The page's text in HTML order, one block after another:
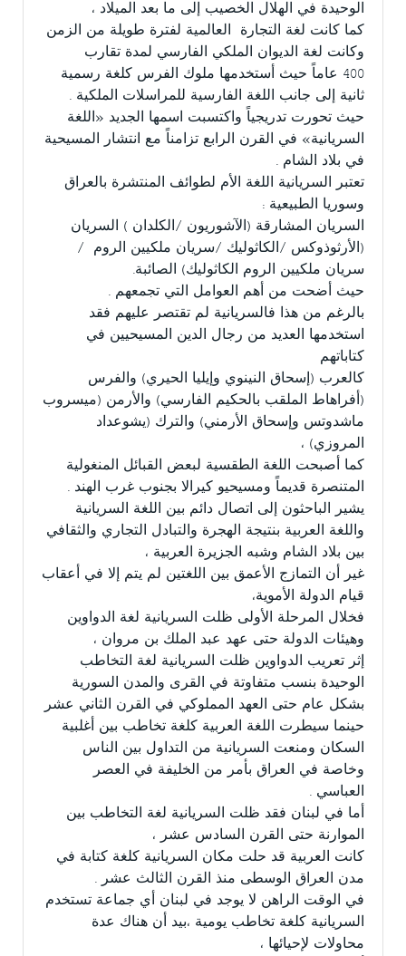
الوحيدة في الهلال الخصيب إلى ما بعد الميلاد ،
كما كانت لغة التجارة العالمية لفترة طويلة من الزمن
وكانت لغة الديوان الملكي الفارسي لمدة تقارب
400 عاماً حيث أستخدمها ملوك الفرس كلغة رسمية
ثانية إلى جانب اللغة الفارسية للمراسلات الملكية .
حيث تحورت تدريجياً واكتسبت اسمها الجديد «اللغة
السريانية» في القرن الرابع تزامناً مع انتشار المسيحية
في بلاد الشام .
تعتبر السريانية اللغة الأم لطوائف المنتشرة بالعراق
وسوريا الطبيعية :
السريان المشارقة (الآشوريون /الكلدان ) السريان
(الأرثوذوكس /الكاثوليك /سريان ملكيين الروم /
سريان ملكيين الروم الكاثوليك) الصائبة.
حيث أضحت من أهم العوامل التي تجمعهم .
بالرغم من هذا فالسريانية لم تقتصر عليهم فقد
استخدمها العديد من رجال الدين المسيحيين في
كتاباتهم
كالعرب (إسحاق النينوي وإيليا الحيري) والفرس
(أفراهاط الملقب بالحكيم الفارسي) والأرمن (ميسروب
ماشدوتس وإسحاق الأرمني) والترك (يشوعداد
المروزي) ،
كما أصبحت اللغة الطقسية لبعض القبائل المنغولية
المتنصرة قديماً ومسيحيو كيرالا بجنوب غرب الهند .
يشير الباحثون إلى اتصال دائم بين اللغة السريانية
واللغة العربية بنتيجة الهجرة والتبادل التجاري والثقافي
بين بلاد الشام وشبه الجزيرة العربية ،
غير أن التمازج الأعمق بين اللغتين لم يتم إلا في أعقاب
قيام الدولة الأموية،
فخلال المرحلة الأولى ظلت السريانية لغة الدواوين
وهيئات الدولة حتى عهد عبد الملك بن مروان ،
إثر تعريب الدواوين ظلت السريانية لغة التخاطب
الوحيدة بنسب متفاوتة في القرى والمدن السورية
بشكل عام حتى العهد المملوكي في القرن الثاني عشر
حينما سيطرت اللغة العربية كلغة تخاطب بين أغلبية
السكان ومنعت السريانية من التداول بين الناس
وخاصة في العراق بأمر من الخليفة في العصر
العباسي .
أما في لبنان فقد ظلت السريانية لغة التخاطب بين
الموارنة حتى القرن السادس عشر ،
كانت العربية قد حلت مكان السريانية كلغة كتابة في
مدن العراق الوسطى منذ القرن الثالث عشر .
في الوقت الراهن لا يوجد في لبنان أي جماعة تستخدم
السريانية كلغة تخاطب يومية ،بيد أن هناك عدة
محاولات لإحيائها ،